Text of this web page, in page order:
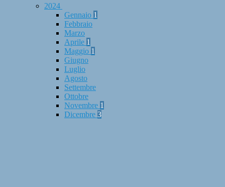
2024
Gennaio 1
Febbraio
Marzo
Aprile 1
Maggio 1
Giugno
Luglio
Agosto
Settembre
Ottobre
Novembre 1
Dicembre 3